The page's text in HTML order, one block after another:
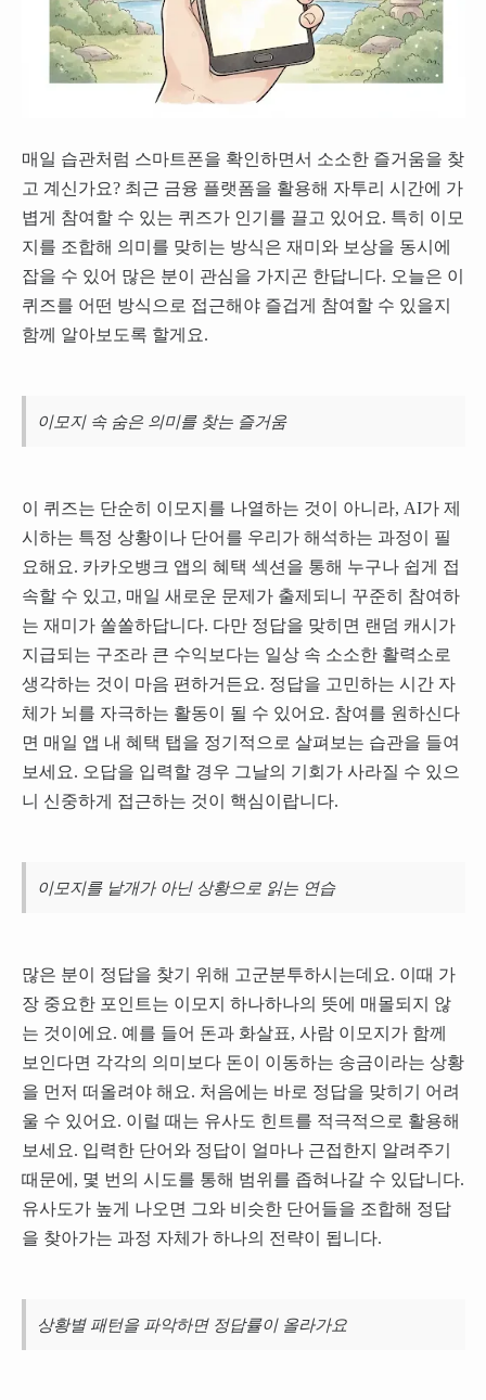
매일 습관처럼 스마트폰을 확인하면서 소소한 즐거움을 찾
고 계신가요? 최근 금융 플랫폼을 활용해 자투리 시간에 가
볍게 참여할 수 있는 퀴즈가 인기를 끌고 있어요. 특히 이모
지를 조합해 의미를 맞히는 방식은 재미와 보상을 동시에
잡을 수 있어 많은 분이 관심을 가지곤 한답니다. 오늘은 이
퀴즈를 어떤 방식으로 접근해야 즐겁게 참여할 수 있을지
함께 알아보도록 할게요.
이모지 속 숨은 의미를 찾는 즐거움
이 퀴즈는 단순히 이모지를 나열하는 것이 아니라, AI가 제
시하는 특정 상황이나 단어를 우리가 해석하는 과정이 필
요해요. 카카오뱅크 앱의 혜택 섹션을 통해 누구나 쉽게 접
속할 수 있고, 매일 새로운 문제가 출제되니 꾸준히 참여하
는 재미가 쏠쏠하답니다. 다만 정답을 맞히면 랜덤 캐시가
지급되는 구조라 큰 수익보다는 일상 속 소소한 활력소로
생각하는 것이 마음 편하거든요. 정답을 고민하는 시간 자
체가 뇌를 자극하는 활동이 될 수 있어요. 참여를 원하신다
면 매일 앱 내 혜택 탭을 정기적으로 살펴보는 습관을 들여
보세요. 오답을 입력할 경우 그날의 기회가 사라질 수 있으
니 신중하게 접근하는 것이 핵심이랍니다.
이모지를 낱개가 아닌 상황으로 읽는 연습
많은 분이 정답을 찾기 위해 고군분투하시는데요. 이때 가
장 중요한 포인트는 이모지 하나하나의 뜻에 매몰되지 않
는 것이에요. 예를 들어 돈과 화살표, 사람 이모지가 함께
보인다면 각각의 의미보다 돈이 이동하는 송금이라는 상황
을 먼저 떠올려야 해요. 처음에는 바로 정답을 맞히기 어려
울 수 있어요. 이럴 때는 유사도 힌트를 적극적으로 활용해
보세요. 입력한 단어와 정답이 얼마나 근접한지 알려주기
때문에, 몇 번의 시도를 통해 범위를 좁혀나갈 수 있답니다.
유사도가 높게 나오면 그와 비슷한 단어들을 조합해 정답
을 찾아가는 과정 자체가 하나의 전략이 됩니다.
상황별 패턴을 파악하면 정답률이 올라가요